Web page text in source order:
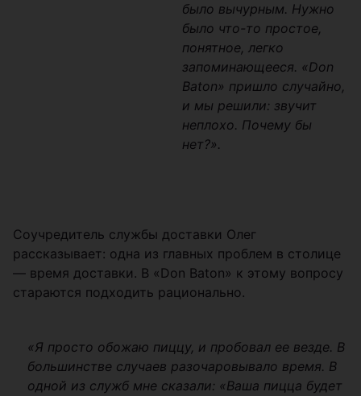
было вычурным. Нужно
было что-то простое,
понятное, легко
запоминающееся. «Don
Baton» пришло случайно,
и мы решили: звучит
неплохо. Почему бы
нет?».
Соучредитель службы доставки Олег
рассказывает: одна из главных проблем в столице
— время доставки. В «Don Baton» к этому вопросу
стараются подходить рационально.
«Я просто обожаю пиццу, и пробовал ее везде. В
большинстве случаев разочаровывало время. В
одной из служб мне сказали: «Ваша пицца будет